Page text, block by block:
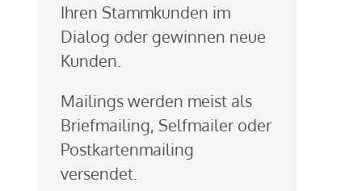
Ihren Stammkunden im
Dialog oder gewinnen neue
Kunden.
Mailings werden meist als
Briefmailing, Selfmailer oder
Postkartenmailing
versendet.